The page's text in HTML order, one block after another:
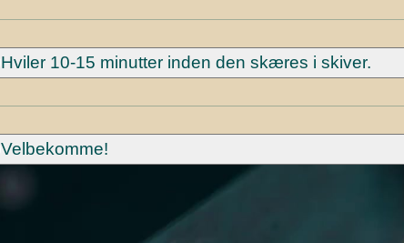
Hviler 10-15 minutter inden den skæres i skiver.
Velbekomme!